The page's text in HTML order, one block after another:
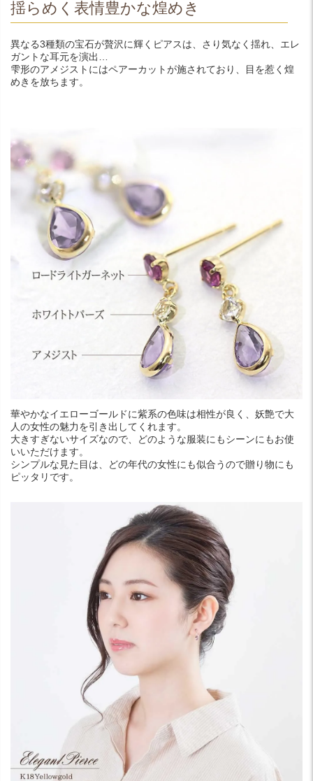
揺らめく表情豊かな煌めき
異なる3種類の宝石が贅沢に輝くピアスは、さり気なく揺れ、エレ
ガントな耳元を演出…
雫形のアメジストにはペアーカットが施されており、目を惹く煌
めきを放ちます。
華やかなイエローゴールドに紫系の色味は相性が良く、妖艶で大
人の女性の魅力を引き出してくれます。
大きすぎないサイズなので、どのような服装にもシーンにもお使
いいただけます。
シンプルな見た目は、どの年代の女性にも似合うので贈り物にも
ピッタリです。